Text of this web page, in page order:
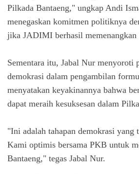
Pilkada Bantaeng," ungkap Andi
menegaskan komitmen politiknya
jika JADIMI berhasil memenangkan
Sementara itu, Jabal Nur menyoroti
demokrasi dalam pengambilan
menyatakan keyakinannya bahwa
dapat meraih kesuksesan dalam
"Ini adalah tahapan demokrasi
Kami optimis bersama PKB untuk
Bantaeng," tegas Jabal Nur.